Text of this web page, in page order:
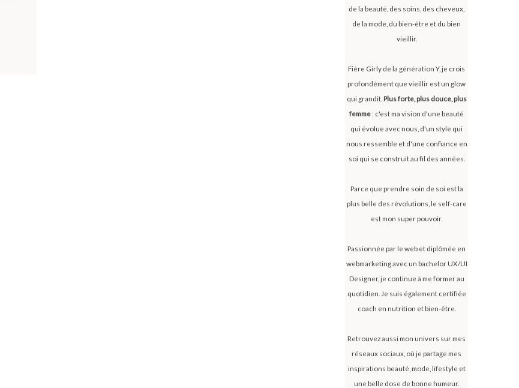
de la beauté, des soins, des cheveux,
de la mode, du bien-être et du bien
vieillir.
Fière Girly de la génération Y, je crois
profondément que vieillir est un glow
qui grandit. Plus forte, plus douce, plus
femme: c'est ma vision d'une beauté
qui évolue avec nous, d'un style qui
nous ressemble et d'une confiance en
soi qui se construit au fil des années.
Parce que prendre soin de soi est la
plus belle des révolutions, le self-care
est mon super pouvoir.
Passionnée par le web et diplômée en
webmarketing avec un bachelor UX/UI
Designer, je continue à me former au
quotidien. Je suis également certifiée
coach en nutrition et bien-être.
Retrouvez aussi mon univers sur mes
réseaux sociaux, où je partage mes
inspirations beauté, mode, lifestyle et
une belle dose de bonne humeur.